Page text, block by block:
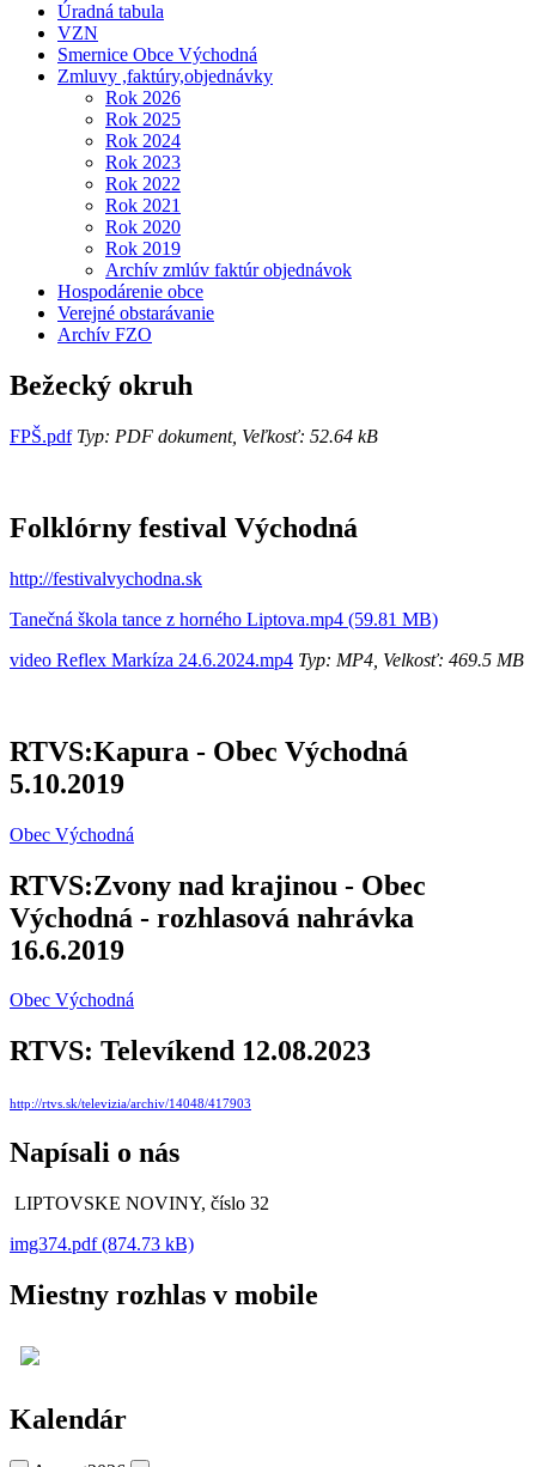
Úradná tabula
VZN
Smernice Obce Východná
Zmluvy ,faktúry,objednávky
Rok 2026
Rok 2025
Rok 2024
Rok 2023
Rok 2022
Rok 2021
Rok 2020
Rok 2019
Archív zmlúv faktúr objednávok
Hospodárenie obce
Verejné obstarávanie
Archív FZO
Bežecký okruh
FPŠ.pdfTyp: PDF dokument, Veľkosť: 52.64 kB
Folklórny festival Východná
http://festivalvychodna.sk
Tanečná škola tance z horného Liptova.mp4 (59.81 MB)
video Reflex Markíza 24.6.2024.mp4 Typ: MP4, Velkosť: 469.5 MB
RTVS:Kapura - Obec Východná
5.10.2019
Obec Východná
RTVS:Zvony nad krajinou - Obec
Východná - rozhlasová nahrávka
16.6.2019
Obec Východná
RTVS: Televíkend 12.08.2023
http://rtvs.sk/televizia/archiv/14048/417903
Napísali o nás
LIPTOVSKE NOVINY, číslo 32
img374.pdf (874.73 kB)
Miestny rozhlas v mobile
Kalendár